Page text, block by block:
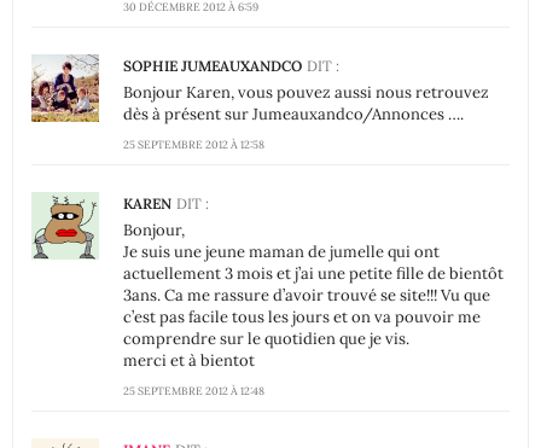
30 DÉCEMBRE 2012 À 6:59
SOPHIE JUMEAUXANDCO DIT :
25 SEPTEMBRE 2012 À 12:58
Bonjour Karen, vous pouvez aussi nous retrouvez
dès à présent sur Jumeauxandco/Annonces ….
KAREN DIT :
25 SEPTEMBRE 2012 À 12:48
Bonjour,
Je suis une jeune maman de jumelle qui ont
actuellement 3 mois et j’ai une petite fille de bientôt
3ans. Ca me rassure d’avoir trouvé se site!!! Vu que
c’est pas facile tous les jours et on va pouvoir me
comprendre sur le quotidien que je vis.
merci et à bientot